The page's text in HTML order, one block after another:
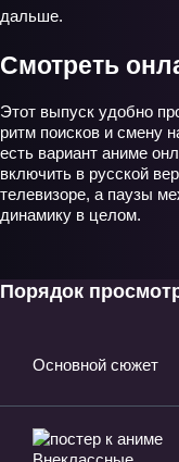
дальше.
Смотреть
Этот выпуск удобно
ритм поисков и смену
есть вариант аниме
включить в русской
телевизоре, а паузы
динамику в целом.
Порядок
Основной сюжет